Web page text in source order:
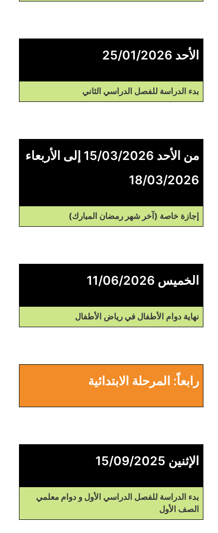
الأحد 25/01/2026
بدء الدراسة للفصل الدراسي الثاني
من الأحد 15/03/2026 إلى الأربعاء
18/03/2026
إجازة خاصة (آخر شهر رمضان المبارك)
الخميس 11/06/2026
نهاية دوام الأطفال في رياض الأطفال
رابعاً: المرحلة الابتدائية
الإثنين 15/09/2025
بدء الدراسة للفصل الدراسي الأول و دوام معلمي
الصف الأول